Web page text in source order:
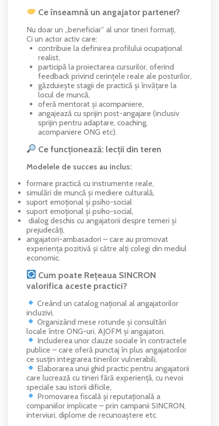
Ce înseamnă un angajator partener?
Nu doar un „beneficiar” al unor tineri formați,
Ci un actor activ care:
contribuie la definirea profilului ocupațional
realist,
participă la proiectarea cursurilor, oferind
feedback privind cerințele reale ale posturilor,
găzduiește stagii de practică și învățare la
locul de muncă,
oferă mentorat și acompaniere,
angajează cu sprijin post-angajare (inclusiv
sprijin pentru adaptare, coaching,
acompaniere ONG etc).
Ce funcționează: lecții din teren
Modelele de succes au inclus:
formare practică cu instrumente reale,
simulări de muncă și mediere culturală,
suport emoțional și psiho-social
suport emoțional și psiho-social,
dialog deschis cu angajatorii despre temeri și
prejudecăți,
angajatori-ambasadori – care au promovat
experiența pozitivă și către alți colegi din mediul
economic.
Cum poate Rețeaua SINCRON
valorifica aceste practici?
Creând un catalog național al angajatorilor
incluzivi,
Organizând mese rotunde și consultări
locale între ONG-uri, AJOFM și angajatori,
Includerea unor clauze sociale în contractele
publice – care oferă punctaj în plus angajatorilor
ce susțin integrarea tinerilor vulnerabili,
Elaborarea unui ghid practic pentru angajatorii
care lucrează cu tineri fără experiență, cu nevoi
speciale sau istorii dificile,
Promovarea fiscală și reputațională a
companiilor implicate – prin campanii SINCRON,
interviuri, diplome de recunoaștere etc.